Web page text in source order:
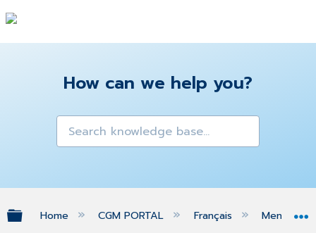
How can we help you?
Expand/collapse global hierarchy
Home CGM PORTAL Français Menu